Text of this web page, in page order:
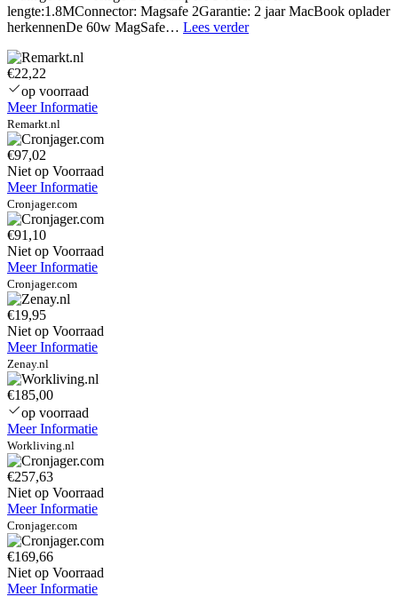
lengte:1.8MConnector: Magsafe 2Garantie: 2 jaar MacBook oplader
herkennenDe 60w MagSafe… Lees verder60W
€22,22
op voorraad
Meer Informatie
Remarkt.nl
€97,02
Niet op Voorraad
Meer Informatie
Cronjager.com
€91,10
Niet op Voorraad
Meer Informatie
Cronjager.com
€19,95
Niet op Voorraad
Meer Informatie
Zenay.nl
€185,00
op voorraad
Meer Informatie
Workliving.nl
€257,63
Niet op Voorraad
Meer Informatie
Cronjager.com
€169,66
Niet op Voorraad
Meer Informatie